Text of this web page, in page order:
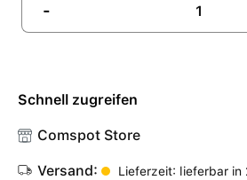
-
Schnell zugreifen
Comspot Store
Versand: Lieferzeit: lieferbar in